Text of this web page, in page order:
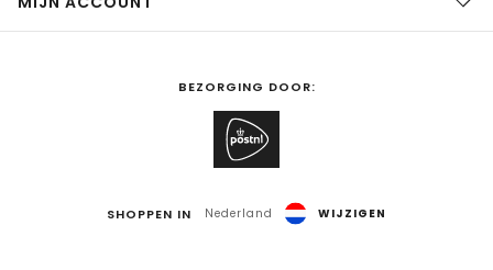
BEZORGING DOOR:
SHOPPEN IN Nederland WIJZIGEN